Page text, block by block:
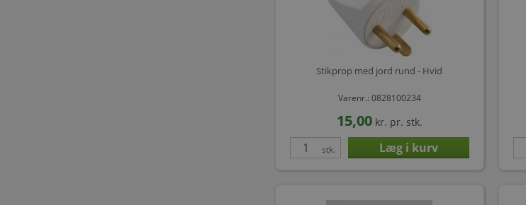
Stikprop med jord rund - Hvid
Varenr.: 0828100234
15,00 kr. pr. stk.
stk.